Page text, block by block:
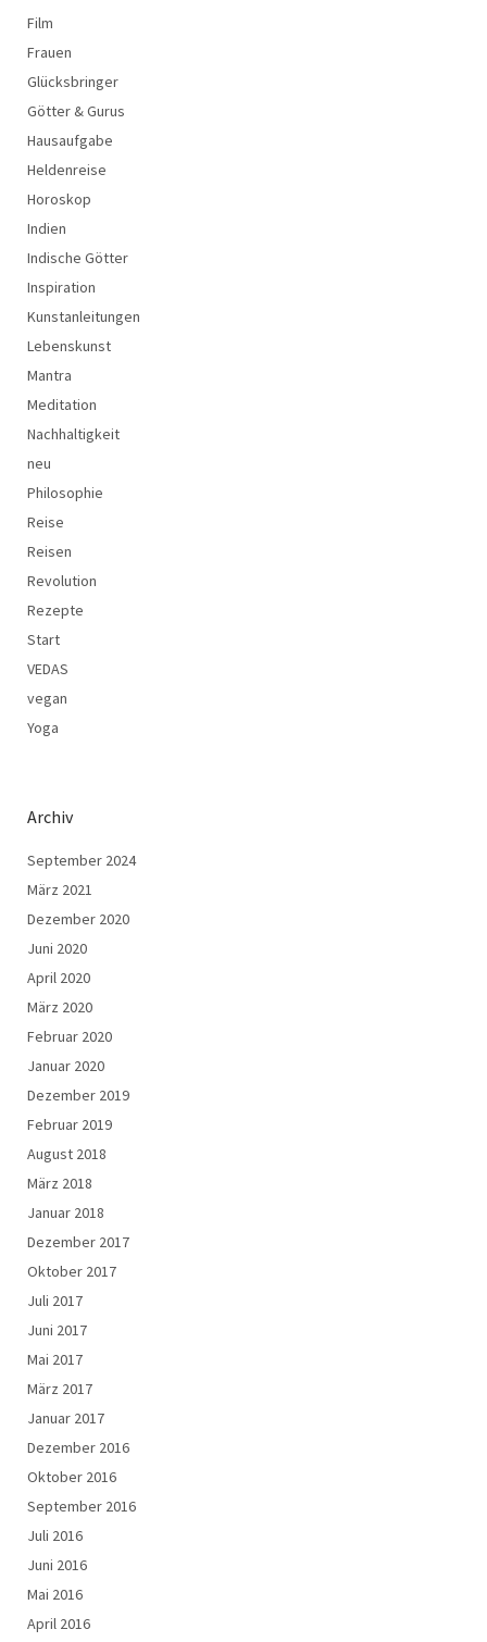
Film
Frauen
Glücksbringer
Götter & Gurus
Hausaufgabe
Heldenreise
Horoskop
Indien
Indische Götter
Inspiration
Kunstanleitungen
Lebenskunst
Mantra
Meditation
Nachhaltigkeit
neu
Philosophie
Reise
Reisen
Revolution
Rezepte
Start
VEDAS
vegan
Yoga
Archiv
September 2024
März 2021
Dezember 2020
Juni 2020
April 2020
März 2020
Februar 2020
Januar 2020
Dezember 2019
Februar 2019
August 2018
März 2018
Januar 2018
Dezember 2017
Oktober 2017
Juli 2017
Juni 2017
Mai 2017
März 2017
Januar 2017
Dezember 2016
Oktober 2016
September 2016
Juli 2016
Juni 2016
Mai 2016
April 2016